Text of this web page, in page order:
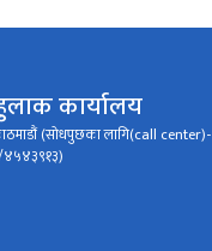
हुलाक कार्यालय
(सोधपुछका लागि(call center)-